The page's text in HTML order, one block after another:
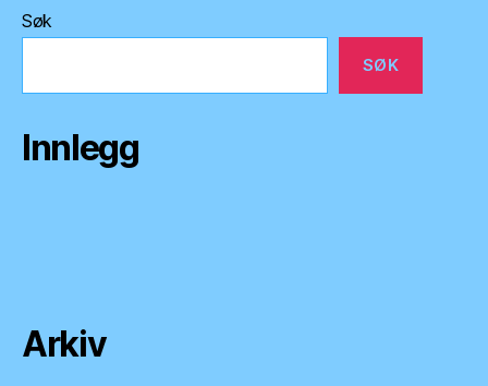
Søk
SØK
Innlegg
Arkiv